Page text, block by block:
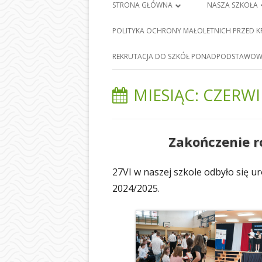
Menu
główne
STRONA GŁÓWNA
PLAN LEKCJI
DZIENNIK ELEKTRONICZNY E-
MAPA STRONY
NASZA SZKOŁA
HISTORIA
BARCICACH
NASZEJ SZKOLE
RADA
PEDAGOG
POLITYKA OCHRONY MAŁOLETNICH PRZED
REKRUTACJA DO SZKÓŁ
MIESIĄC:
Zakończenie
27VI w naszej szkole odbyło się
2024/2025.